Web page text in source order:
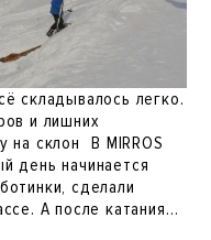
и лишних
день начинается
сделали